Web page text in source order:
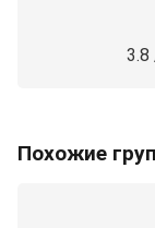
3.8
Похожие